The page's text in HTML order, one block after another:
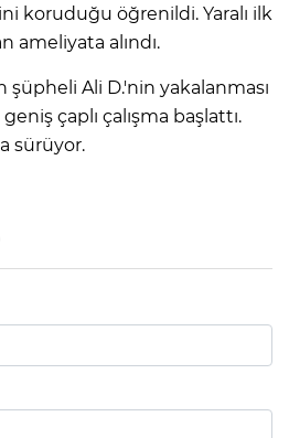
koruduğu öğrenildi. Yaralı ilk
ameliyata alındı.
şüpheli Ali D.'nin yakalanması
çaplı çalışma başlattı.
sürüyor.